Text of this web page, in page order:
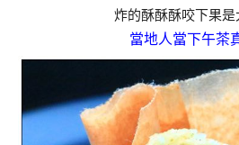
炸的酥酥酥咬下果是
當地人當下午茶